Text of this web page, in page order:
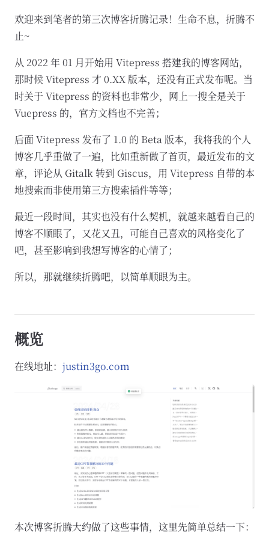
欢迎来到笔者的第三次博客折腾记录！生命不息，折腾不
止~
从 2022 年 01 月开始用 Vitepress 搭建我的博客网站，
那时候 Vitepress 才 0.XX 版本，还没有正式发布呢。当
时关于 Vitepress 的资料也非常少，网上一搜全是关于
Vuepress 的，官方文档也不完善；
后面 Vitepress 发布了 1.0 的 Beta 版本，我将我的个人
博客几乎重做了一遍，比如重新做了首页，最近发布的文
章，评论从 Gitalk 转到 Giscus，用 Vitepress 自带的本
地搜索而非使用第三方搜索插件等等；
最近一段时间，其实也没有什么契机，就越来越看自己的
博客不顺眼了，又花又丑，可能自己喜欢的风格变化了
吧，甚至影响到我想写博客的心情了；
所以，那就继续折腾吧，以简单顺眼为主。
概览
在线地址： justin3go.com
本次博客折腾大约做了这些事情，这里先简单总结一下：